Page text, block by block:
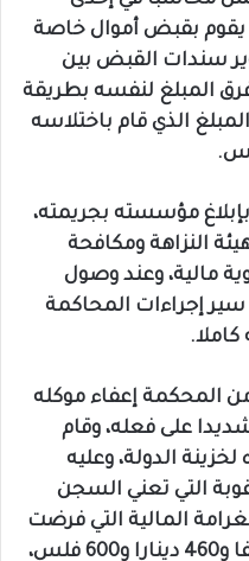
يقوم بقبض أموال خاصة
سندات القبض بين
بأخذ فرق المبلغ لنفسه بطريقة
الذي قام باختلاسه
بإبلاغ مؤسسته بجريمته،
النزاهة ومكافحة
مالية، وعند وصول
إجراءات المحاكمة
كاملا.
المحكمة إعفاء موكله
على فعله، وقام
الدولة، وعليه
التي تعني السجن
الغرامة المالية التي فرضت
عليه نتيجة فعله والبالغة 83 ألفا و460 دينارا و600 فلس،